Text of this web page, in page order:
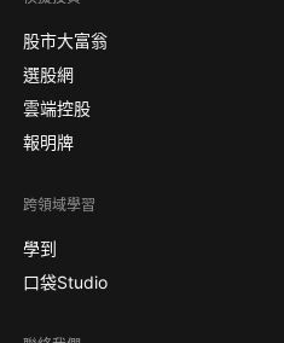
股市大富翁
選股網
雲端控股
報明牌
跨領域學習
學到
口袋Studio